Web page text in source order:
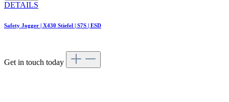
DETAILS
Safety Jogger | X430 Stiefel | S7S | ESD
Get in touch today